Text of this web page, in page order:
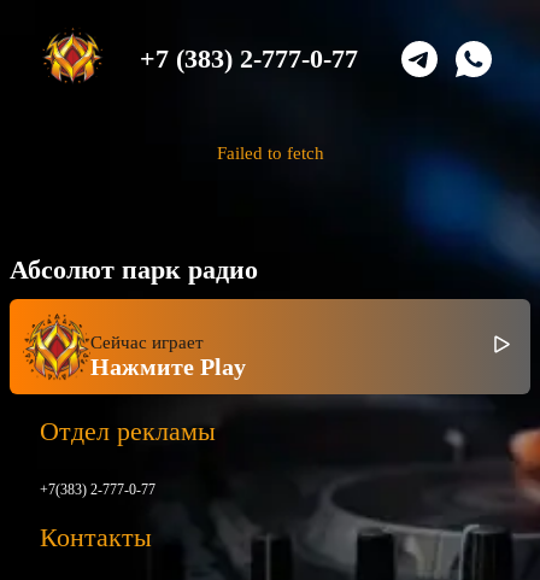
+7 (383) 2-777-0-77
Failed to fetch
Абсолют парк радио
Сейчас играет
Нажмите Play
Отдел рекламы
+7(383) 2-777-0-77
Контакты